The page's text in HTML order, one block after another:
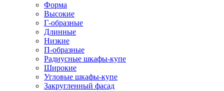
Форма
Высокие
Г-образные
Длинные
Низкие
П-образные
Радиусные шкафы-купе
Широкие
Угловые шкафы-купе
Закругленный фасад